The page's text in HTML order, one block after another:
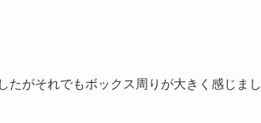
たがそれでもボックス周りが大きく感じまし